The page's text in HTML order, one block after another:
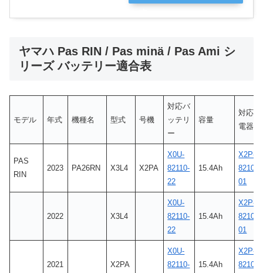
ヤマハ Pas RIN / Pas minä / Pas Ami シ
リーズ バッテリー適合表
モデル 年式 機種名 型式 号機
対応バ
ッテリ
ー
容量
対応充
電器
PAS
RIN
2023 PA26RN X3L4 X2PA
X0U-
82110-
22
15.4Ah
X2P-
8210C-
01
2022 X3L4
X0U-
82110-
22
15.4Ah
X2P-
8210C-
01
2021 X2PA
X0U-
82110-
15.4Ah
X2P-
8210C-